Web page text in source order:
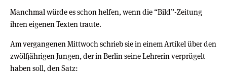
Manchmal würde es schon helfen, wenn die “Bild”-Zeitung
ihren eigenen Texten traute.
Am vergangenen Mittwoch schrieb sie in einem Artikel über den
zwölfjährigen Jungen, der in Berlin seine Lehrerin verprügelt
haben soll, den Satz: